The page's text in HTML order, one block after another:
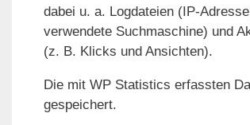
dabei u. a. Logdateien (IP-
verwendete Suchmaschine) und
(z. B. Klicks und Ansichten).
Die mit WP Statistics erfassten
gespeichert.